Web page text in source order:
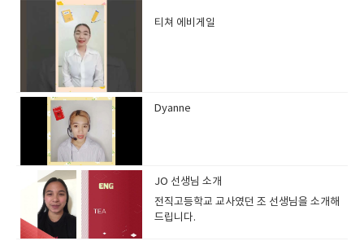
티쳐 에비게일
Dyanne
JO 선생님 소개
전직고등학교 교사였던 조 선생님을 소개해
드립니다.